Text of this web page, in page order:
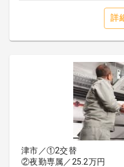
詳
津市／①2交替
②夜勤専属／25.2万円